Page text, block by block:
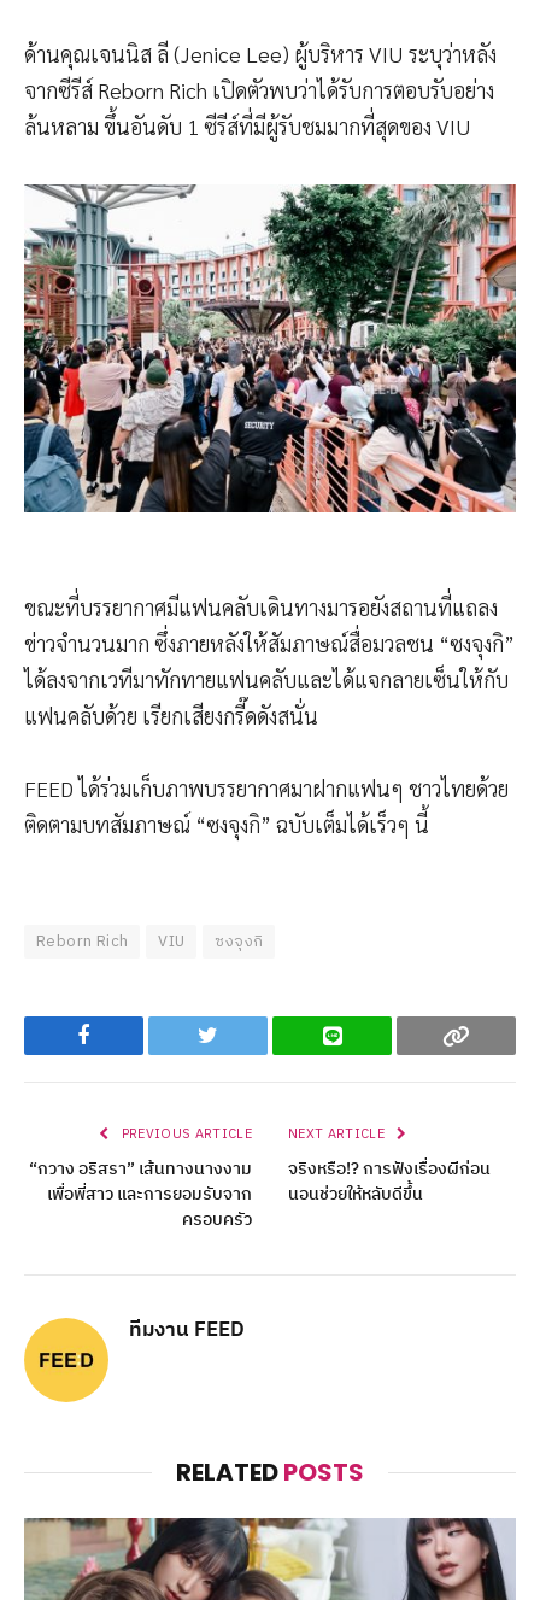
ด้านคุณเจนนิส ลี (Jenice Lee) ผู้บริหาร VIU ระบุว่าหลัง
จากซีรีส์ Reborn Rich เปิดตัวพบว่าได้รับการตอบรับอย่าง
ล้นหลาม ขึ้นอันดับ 1 ซีรีส์ที่มีผู้รับชมมากที่สุดของ VIU
ขณะที่บรรยากาศมีแฟนคลับเดินทางมารอยังสถานที่แถลง
ข่าวจำนวนมาก ซึ่งภายหลังให้สัมภาษณ์สื่อมวลชน “ซงจุงกิ”
ได้ลงจากเวทีมาทักทายแฟนคลับและได้แจกลายเซ็นให้กับ
แฟนคลับด้วย เรียกเสียงกรี๊ดดังสนั่น
FEED ได้ร่วมเก็บภาพบรรยากาศมาฝากแฟนๆ ชาวไทยด้วย
ติดตามบทสัมภาษณ์ “ซงจุงกิ” ฉบับเต็มได้เร็วๆ นี้
Reborn Rich VIU ซงจุงกิ
Facebook Twitter Line Copy
PREVIOUS ARTICLE
“กวาง อริสรา” เส้นทางนางงาม
เพื่อพี่สาว และการยอมรับจาก
ครอบครัว
NEXT ARTICLE
จริงหรือ!? การฟังเรื่องผีก่อน
นอนช่วยให้หลับดีขึ้น
ทีมงาน FEED
RELATEDPOSTS